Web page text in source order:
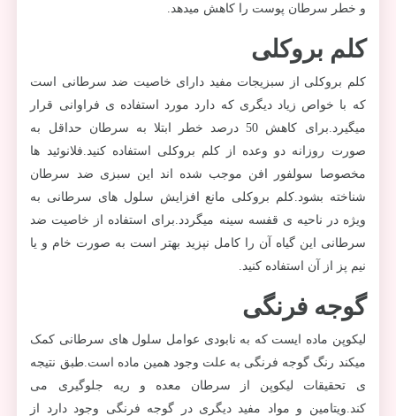
و خطر سرطان پوست را کاهش میدهد.
کلم بروکلی
کلم بروکلی از سبزیجات مفید دارای خاصیت ضد سرطانی است
که با خواص زیاد دیگری که دارد مورد استفاده ی فراوانی قرار
میگیرد.برای کاهش 50 درصد خطر ابتلا به سرطان حداقل به
صورت روزانه دو وعده از کلم بروکلی استفاده کنید.فلانوئید ها
مخصوصا سولفور افن موجب شده اند این سبزی ضد سرطان
شناخته بشود.کلم بروکلی مانع افزایش سلول های سرطانی به
ویژه در ناحیه ی قفسه سینه میگردد.برای استفاده از خاصیت ضد
سرطانی این گیاه آن را کامل نپزید بهتر است به صورت خام و یا
نیم پز از آن استفاده کنید.
گوجه فرنگی
لیکوپن ماده ایست که به نابودی عوامل سلول های سرطانی کمک
میکند رنگ گوجه فرنگی به علت وجود همین ماده است.طبق نتیجه
ی تحقیقات لیکوپن از سرطان معده و ریه جلوگیری می
کند.ویتامین و مواد مفید دیگری در گوجه فرنگی وجود دارد از